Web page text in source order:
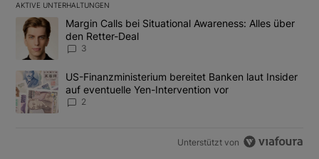
AKTIVE UNTERHALTUNGEN
Das Folgende ist eine Liste der am meisten kommentierten
Ein Trendartikel mit dem Titel "Margin Calls bei Situational
Margin Calls bei Situational Awareness: Alles über
den Retter-Deal
3
Ein Trendartikel mit dem Titel "US-Finanzministerium bereitet
US-Finanzministerium bereitet Banken laut Insider
auf eventuelle Yen-Intervention vor
2
Unterstützt von